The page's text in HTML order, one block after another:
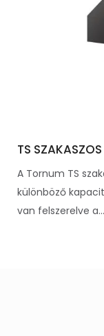
TS
A Tornum TS
különböző
van felszerelve a...